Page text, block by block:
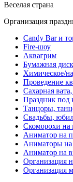
Веселая страна
Организация
Candy Bar и
Fire-шоу
Аквагрим
Бумажная
Химическое/
Проведение
Сахарная
Праздник под
Танцоры,
Свадьбы,
Скоморохи на
Аниматор на
Аниматоры на
Аниматор на
Организация
Организация